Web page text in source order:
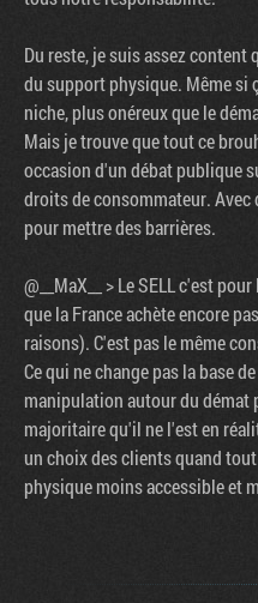
Du reste, je suis assez content
du support physique. Même si
niche, plus onéreux que le
Mais je trouve que tout ce
occasion d'un débat publique
droits de consommateur.
pour mettre des barrières.
@__MaX__ > Le SELL c'est
que la France achète encore
raisons). C'est pas le même
Ce qui ne change pas la base
manipulation autour du
majoritaire qu'il ne l'est en
un choix des clients quand
physique moins accessible et